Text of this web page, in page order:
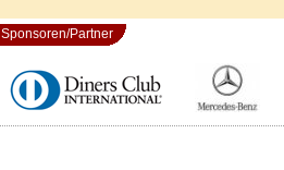
Sponsoren/Partner